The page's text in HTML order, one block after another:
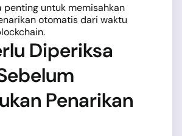
penting untuk memisahkan
otomatis dari waktu
Diperiksa
Penarikan